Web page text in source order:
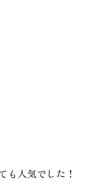
も人気でした！